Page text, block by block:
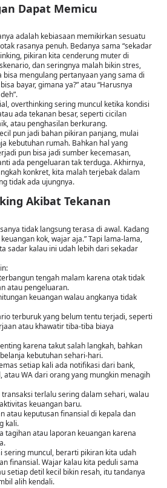
Dapat Memicu
adalah kebiasaan memikirkan sesuatu
rasanya penuh. Bedanya sama “sekadar
pikiran kita cenderung muter di
dan seringnya malah bikin stres,
bisa mengulang pertanyaan yang sama di
bayar, gimana ya?” atau “Harusnya
overthinking sering muncul ketika kondisi
ada tekanan besar, seperti cicilan
atau penghasilan berkurang.
pun jadi bahan pikiran panjang, mulai
kebutuhan rumah. Bahkan hal yang
pun bisa jadi sumber kecemasan,
ada pengeluaran tak terduga. Akhirnya,
konkret, kita malah terjebak dalam
tidak ada ujungnya.
Akibat Tekanan
tidak langsung terasa di awal. Kadang
kok, wajar aja.” Tapi lama-lama,
sadar kalau ini udah lebih dari sekadar
tengah malam karena otak tidak
atau pengeluaran.
keuangan walau angkanya tidak
terburuk yang belum tentu terjadi, seperti
atau khawatir tiba-tiba biaya
karena takut salah langkah, bahkan
kebutuhan sehari-hari.
setiap kali ada notifikasi dari bank,
atau WA dari orang yang mungkin menagih
terlalu sering dalam sehari, walau
keuangan baru.
atau keputusan finansial di kepala dan
kali.
tagihan atau laporan keuangan karena
sering muncul, berarti pikiran kita udah
finansial. Wajar kalau kita peduli sama
setiap detil kecil bikin resah, itu tandanya
alih kendali.